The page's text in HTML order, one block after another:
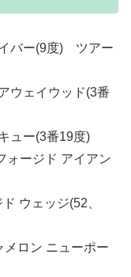
ー(9度) ツアー
ウェイウッド(3番
ュー(3番19度)
ジド アイアン
ェッジ(52、
ン ニューポー